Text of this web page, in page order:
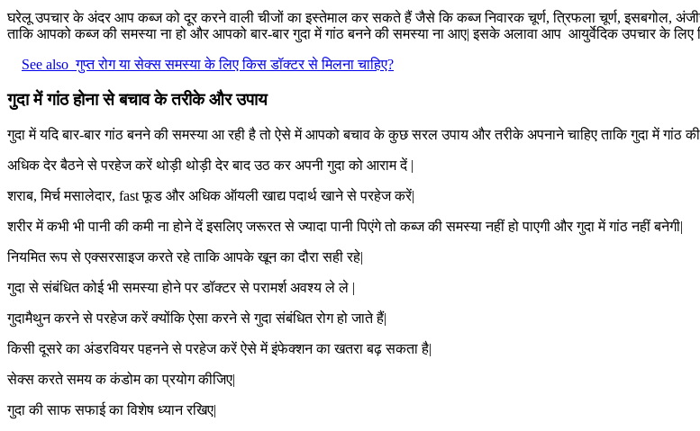
घरेलू उपचार के अंदर आप कब्ज को दूर करने वाली चीजों का इस्तेमाल कर सकते हैं जैसे कि कब्ज निवारक चूर्ण, त्रिफला चूर्ण, इसबगोल,
ताकि आपको कब्ज की समस्या ना हो और आपको बार-बार गुदा में गांठ बनने की समस्या ना आए| इसके अलावा आप आयुर्वेदिक उपचार के
See also गुप्त रोग या सेक्स समस्या के लिए किस डॉक्टर से मिलना चाहिए?
गुदा में गांठ होना से बचाव के तरीके और उपाय
गुदा में यदि बार-बार गांठ बनने की समस्या आ रही है तो ऐसे में आपको बचाव के कुछ सरल उपाय और तरीके अपनाने चाहिए ताकि गुदा में गांठ की
अधिक देर बैठने से परहेज करें थोड़ी थोड़ी देर बाद उठ कर अपनी गुदा को आराम दें |
शराब, मिर्च मसालेदार, fast फूड और अधिक ऑयली खाद्य पदार्थ खाने से परहेज करें|
शरीर में कभी भी पानी की कमी ना होने दें इसलिए जरूरत से ज्यादा पानी पिएंगे तो कब्ज की समस्या नहीं हो पाएगी और गुदा में गांठ नहीं बनेगी|
नियमित रूप से एक्सरसाइज करते रहे ताकि आपके खून का दौरा सही रहे|
गुदा से संबंधित कोई भी समस्या होने पर डॉक्टर से परामर्श अवश्य ले ले |
गुदामैथुन करने से परहेज करें क्योंकि ऐसा करने से गुदा संबंधित रोग हो जाते हैं|
किसी दूसरे का अंडरवियर पहनने से परहेज करें ऐसे में इंफेक्शन का खतरा बढ़ सकता है|
सेक्स करते समय क कंडोम का प्रयोग कीजिए|
गुदा की साफ सफाई का विशेष ध्यान रखिए|